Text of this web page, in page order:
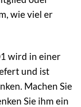
wie viel er
wird in einer
und ist
Machen Sie
Sie ihm ein